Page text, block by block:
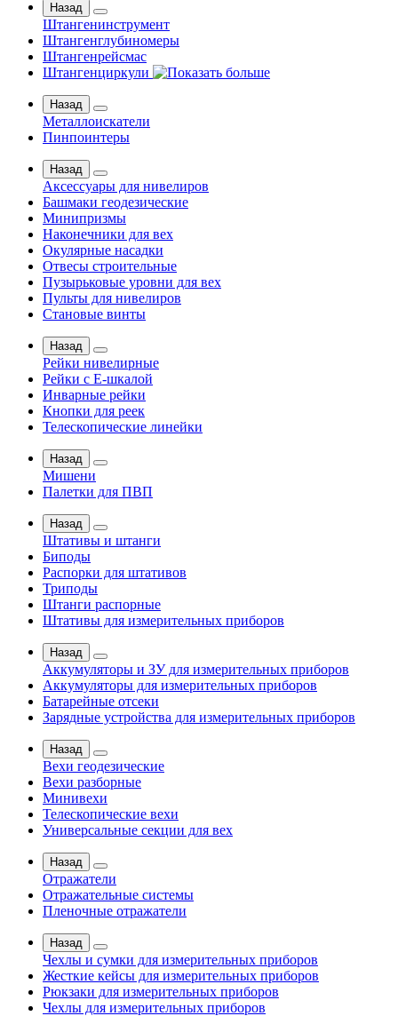
Назад
Штангенинструмент
Штангенглубиномеры
Штангенрейсмас
Штангенциркули
Назад
Металлоискатели
Пинпоинтеры
Назад
Аксессуары для нивелиров
Башмаки геодезические
Минипризмы
Наконечники для вех
Окулярные насадки
Отвесы строительные
Пузырьковые уровни для вех
Пульты для нивелиров
Становые винты
Назад
Рейки нивелирные
Рейки с Е-шкалой
Инварные рейки
Кнопки для реек
Телескопические линейки
Назад
Мишени
Палетки для ПВП
Назад
Штативы и штанги
Биподы
Распорки для штативов
Триподы
Штанги распорные
Штативы для измерительных приборов
Назад
Аккумуляторы и ЗУ для измерительных приборов
Аккумуляторы для измерительных приборов
Батарейные отсеки
Зарядные устройства для измерительных приборов
Назад
Вехи геодезические
Вехи разборные
Минивехи
Телескопические вехи
Универсальные секции для вех
Назад
Отражатели
Отражательные системы
Пленочные отражатели
Назад
Чехлы и сумки для измерительных приборов
Жесткие кейсы для измерительных приборов
Рюкзаки для измерительных приборов
Чехлы для измерительных приборов